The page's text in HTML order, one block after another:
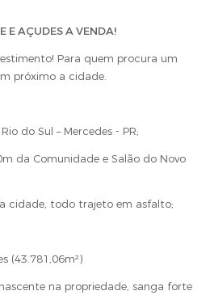
E AÇUDES A VENDA!
Para quem procura um
próximo a cidade.
do Sul – Mercedes - PR;
da Comunidade e Salão do Novo
cidade, todo trajeto em asfalto;
(43.781,06m²)
na propriedade, sanga forte